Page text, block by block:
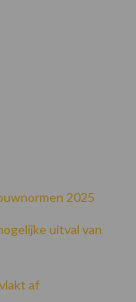
2025
uitval van
af